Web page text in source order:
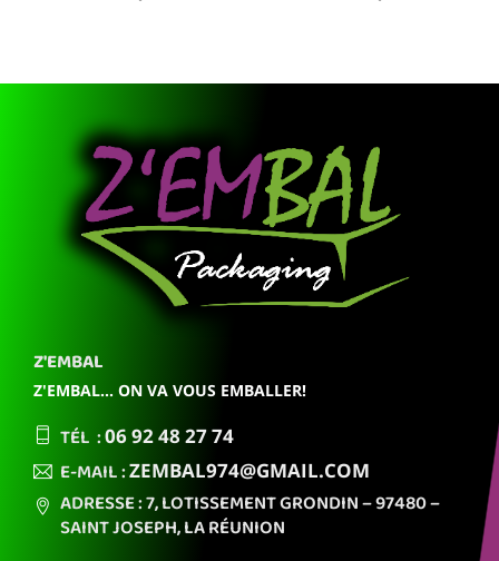
Z'EMBAL
Z'EMBAL... ON VA VOUS EMBALLER!
TÉL :06 9248 27 74
E-MAIL :ZEMBAL974@GMAIL.COM
ADRESSE : 7, LOTISSEMENT GRONDIN– 97480 –
SAINT JOSEPH,LA RÉUNION